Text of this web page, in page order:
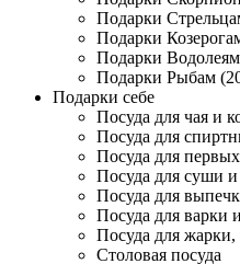
Подарки
Подарки
Подарки
Подарки Рыбам
Подарки себе
Посуда для чая и
Посуда для
Посуда для
Посуда для суши и
Посуда для
Посуда для варки
Посуда для
Столовая посуда